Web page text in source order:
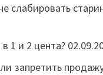
слабировать
1 и 2 цента?
запретить